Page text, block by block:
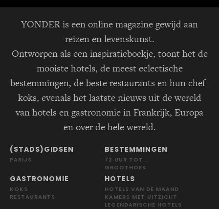
YONDER is een online magazine gewijd aan
reizen en levenskunst.
Ontworpen als een inspiratieboekje, toont het de
mooiste hotels, de meest eclectische
bestemmingen, de beste restaurants en hun chef-
koks, evenals het laatste nieuws uit de wereld
van hotels en gastronomie in Frankrijk, Europa
en over de hele wereld.
(STADS)GIDSEN
PARIJS
BESTEMMINGEN
72 UUR TOT...
GROOTHOEK
GASTRONOMIE
KOKS
RESTAURANTS
HOTELS
HOTELS VAN DE MAAND
KAMERS MET UITZICHT
LEGENDARISCHE HOTELS